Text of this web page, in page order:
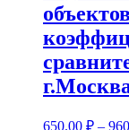
650.00 ₽ –